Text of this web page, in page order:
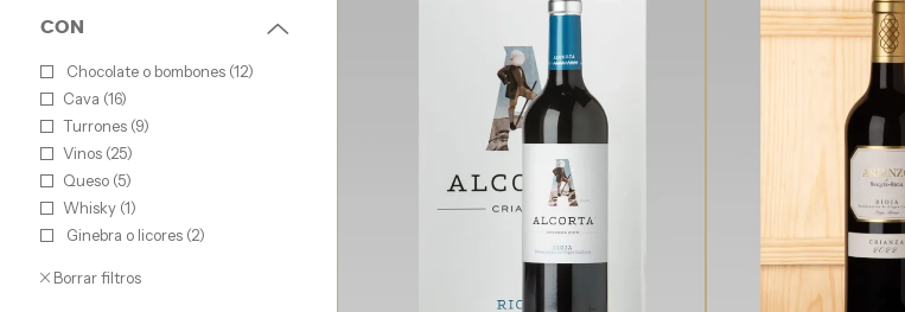
CON
Chocolate o bombones (12)
Cava (16)
Turrones (9)
Vinos (25)
Queso (5)
Whisky (1)
Ginebra o licores (2)
Borrar filtros